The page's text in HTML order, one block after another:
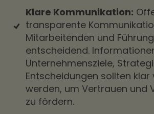
Klare Kommunikation:
transparente
Mitarbeitenden und
entscheidend.
Unternehmensziele,
Entscheidungen sollten
werden, um Vertrauen und
zu fördern.